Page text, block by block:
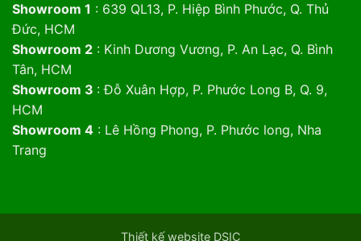
Showroom 1 : 639 QL13, P. Hiệp Bình Phước, Q. Thủ
Đức, HCM
Showroom 2: Kinh Dương Vương, P. An Lạc, Q. Bình
Tân, HCM
Showroom 3 : Đỗ Xuân Hợp, P. Phước Long B, Q. 9,
HCM
Showroom 4: Lê Hồng Phong, P. Phước long, Nha
Trang
Thiết kế website DSIC